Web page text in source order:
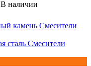
В наличии
Смесители
Смесители